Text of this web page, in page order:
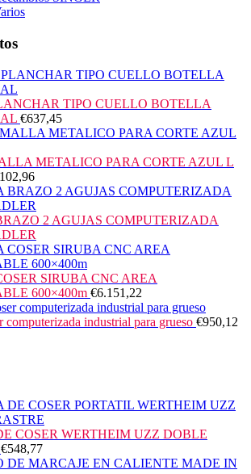
TIPO CUELLO BOTELLA
€637,45
METALICO PARA CORTE AZUL L
102,96
2 AGUJAS COMPUTERIZADA
SIRUBA CNC AREA
600×400m €6.151,22
computerizada industrial para grueso €950,12
COSER WERTHEIM UZZ DOBLE
€548,77